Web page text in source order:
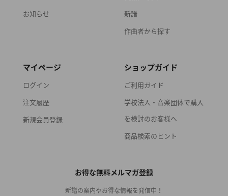
お知らせ
新譜
作曲者から探す
マイページ
ログイン
注文履歴
新規会員登録
ショップガイド
ご利用ガイド
学校法人・音楽団体で購入
を検討のお客様へ
商品検索のヒント
お得な無料メルマガ登録
新譜の案内やお得な情報を発信中！